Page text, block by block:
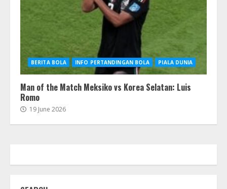
BERITA BOLA INFO PERTANDINGAN BOLA PIALA DUNIA
Man of the Match Meksiko vs Korea Selatan: Luis
Romo
19 June 2026